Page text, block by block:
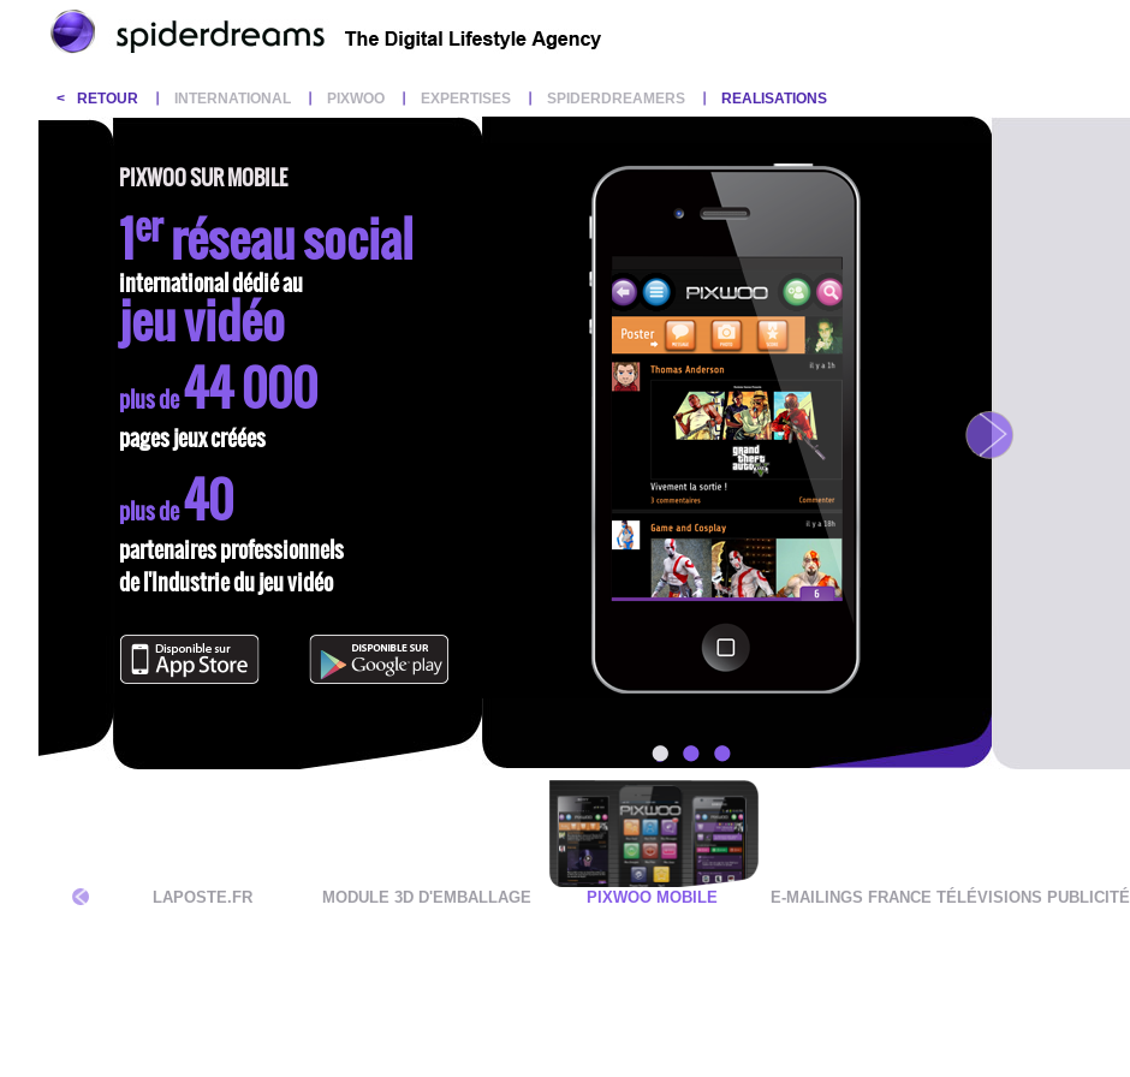
< RETOUR INTERNATIONAL PIXWOO EXPERTISES SPIDERDREAMERS REALISATIONS
PIXWOO SUR MOBILE
1erréseau social
international dédié au
jeu vidéo
plus de44 000
pages jeux créées
plus de40
partenaires professionnels
de l'Industrie du jeu vidéo
1 2 3
LAPOSTE.FR MODULE 3D D'EMBALLAGE PIXWOO MOBILE E-MAILINGS FRANCE TÉLÉVISIONS PUBLICITÉ